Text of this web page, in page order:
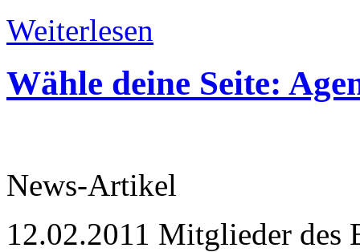
Weiterlesen
Wähle deine Seite:
News-Artikel
12.02.2011 Mitglieder des